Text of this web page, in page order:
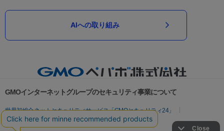
AIへの取り組み
GMOインターネットグループのセキュリティ事業について
世界初総合ネットセキュリティサービス「GMOセキュリティ24」
パスワード漏洩診断
Webサイトリスク診断